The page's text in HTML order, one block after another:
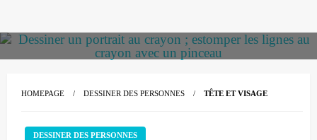
content
HOMEPAGE DESSINER DES PERSONNES TÊTE ET VISAGE
DESSINER DES PERSONNES